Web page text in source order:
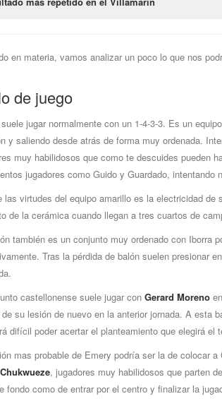
en materia, vamos analizar un poco lo que nos
de juego
jugar normalmente con un 1-4-3-3. Es un
y saliendo desde atrás de forma muy ordenada.
muy habilidosos que como te descuides pueden
jugadores como Guido y Guardado, intentando
las virtudes del equipo amarillo es la electricidad
de la cerámica cuando llegan a tres cuartos de
también es un conjunto muy ordenado con Iborra
Tras la pérdida de balón suelen presionar
castellonense suele jugar con Gerard Moreno
su lesión de nuevo en la anterior jornada. A esta
difícil poder acertar el planteamiento que elegirá el
mas probable de Emery podría ser la de colocar
, jugadores muy habilidosos que parten
fondo como de entrar por el centro y finalizar la